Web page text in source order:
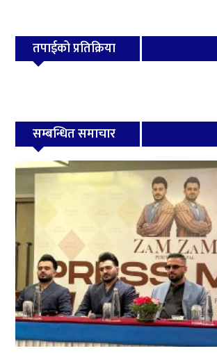
तपाईको प्रतिक्रिया
सम्बन्धित समाचार